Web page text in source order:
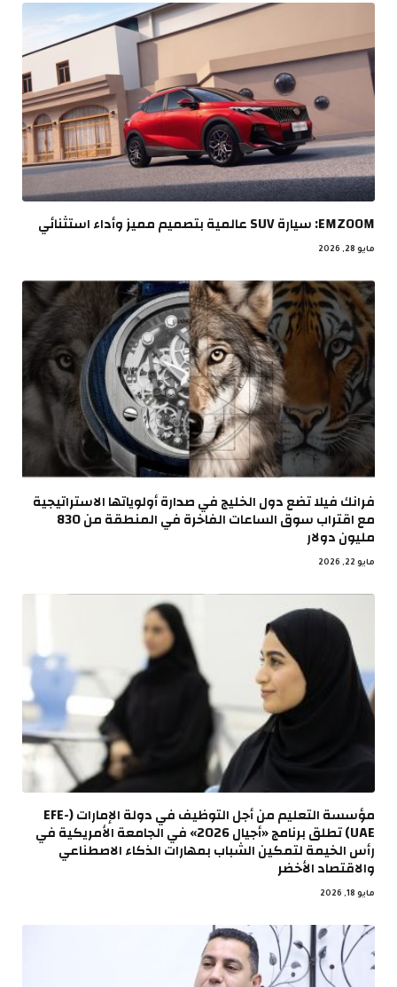
EMZOOM: سيارة SUV عالمية بتصميم مميز وأداء استثنائي
مايو 28, 2026
فرانك فيلا تضع دول الخليج في صدارة أولوياتها الاستراتيجية
مع اقتراب سوق الساعات الفاخرة في المنطقة من 830
مليون دولار
مايو 22, 2026
مؤسسة التعليم من أجل التوظيف في دولة الإمارات (EFE-
UAE) تطلق برنامج «أجيال 2026» في الجامعة الأمريكية في
رأس الخيمة لتمكين الشباب بمهارات الذكاء الاصطناعي
والاقتصاد الأخضر
مايو 18, 2026